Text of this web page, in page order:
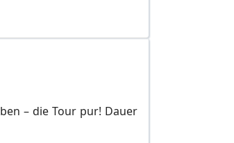
– die Tour pur! Dauer